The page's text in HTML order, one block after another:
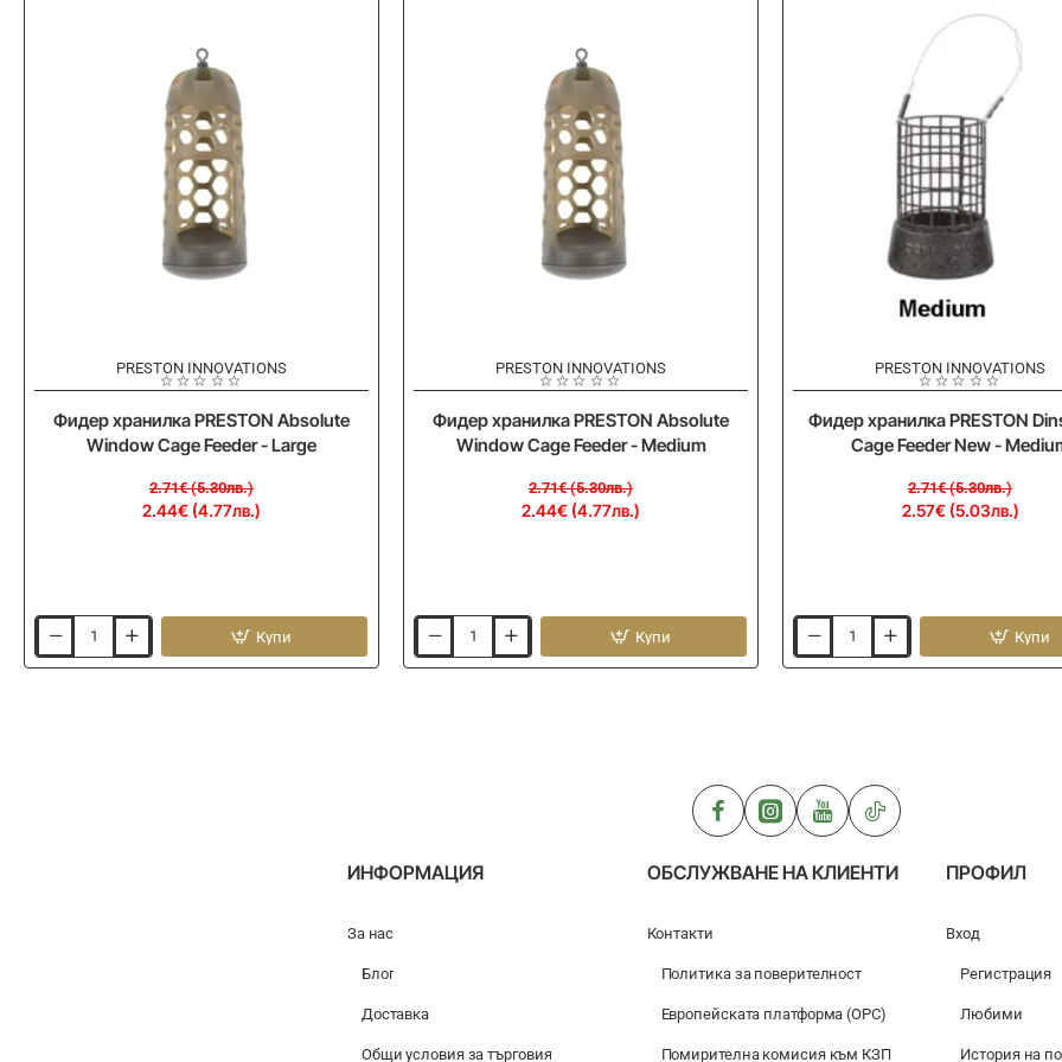
PRESTON INNOVATIONS
Фидер хранилка PRESTON Absolute
Window Cage Feeder - Large
2.44€ (4.77лв.)
2.71€ (5.30лв.)
хранилка
Купи
PRESTON INNOVATIONS
Фидер хранилка PRESTON Absolute
Window Cage Feeder - Medium
2.44€ (4.77лв.)
2.71€ (5.30лв.)
хранилка
Купи
PRESTON INNOVATIONS
Фидер хранилка PRESTON
Cage Feeder New -
2.57€ (5.03лв.)
2.71€ (5.30лв.)
хранилка
Medium
Купи
ИНФОРМАЦИЯ
За нас
Блог
Доставка
Общи условия за търговия
ОБСЛУЖВАНЕ НА КЛИЕНТИ
Контакти
Политика за поверителност
Европейската платформа (ОРС)
Помирителна комисия към КЗП
ПРОФИЛ
Вход
Регистрация
Любими
История на